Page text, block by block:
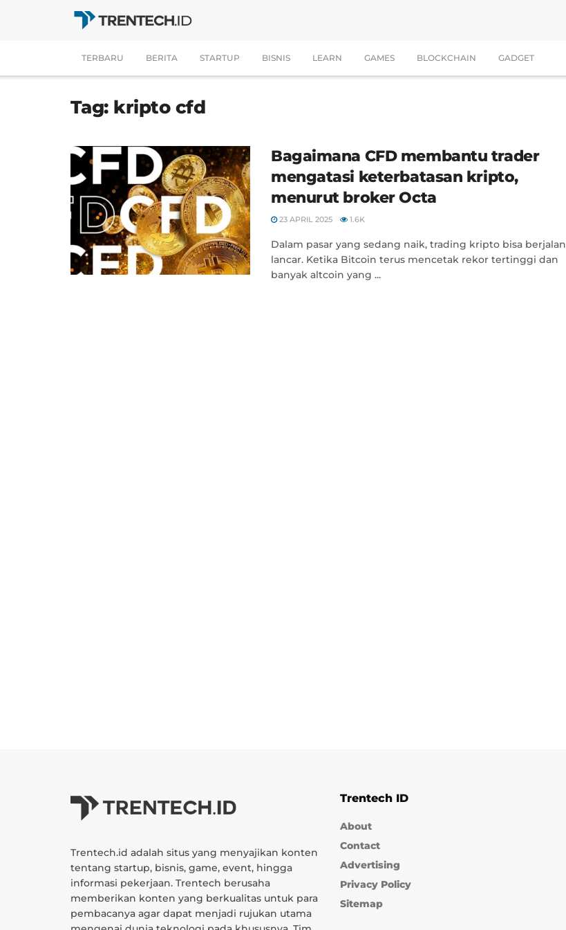
TERBARU BERITA STARTUP BISNIS LEARN GAMES BLOCKCHAIN GADGET
Tag: kripto cfd
Bagaimana CFD membantu trader
mengatasi keterbatasan kripto,
menurut broker Octa
23 APRIL 2025 1.6K
Dalam pasar yang sedang naik, trading kripto bisa berjalan
lancar. Ketika Bitcoin terus mencetak rekor tertinggi dan
banyak altcoin yang ...
Trentech.id adalah situs yang menyajikan konten
tentang startup, bisnis, game, event, hingga
informasi pekerjaan. Trentech berusaha
memberikan konten yang berkualitas untuk para
pembacanya agar dapat menjadi rujukan utama
Trentech ID
About
Contact
Advertising
Privacy Policy
Sitemap